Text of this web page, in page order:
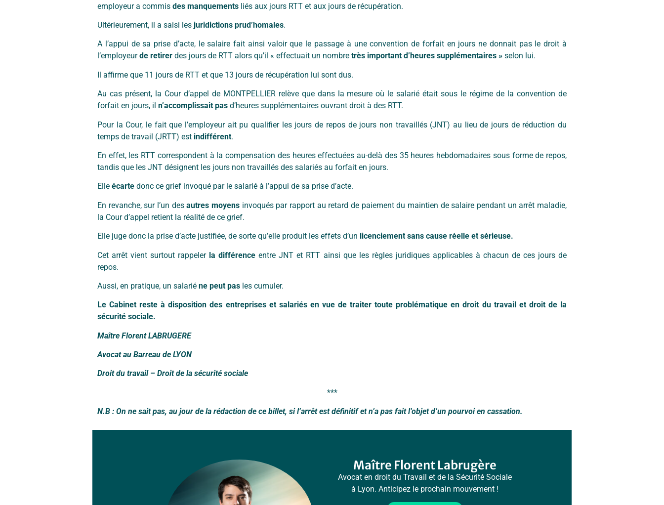
employeur a commis des manquements liés aux jours RTT et aux jours de récupération.
Ultérieurement, il a saisi les juridictions prud’homales.
A l’appui de sa prise d’acte, le salaire fait ainsi valoir que le passage à une convention de forfait en jours ne donnait pas le droit à
l’employeurde retirer des jours de RTT alors qu’il « effectuait un nombre très important d’heures supplémentaires » selon lui.
Il affirme que 11 jours de RTT et que 13 jours de récupération lui sont dus.
Au cas présent, la Cour d’appel de MONTPELLIER relève que dans la mesure où le salarié était sous le régime de la convention de
forfait en jours, il n’accomplissait pas d’heures supplémentaires ouvrant droit à des RTT.
Pour la Cour, le fait que l’employeur ait pu qualifier les jours de repos de jours non travaillés (JNT) au lieu de jours de réduction du
temps de travail (JRTT) est indifférent.
En effet, les RTT correspondent à la compensation des heures effectuées au-delà des 35 heures hebdomadaires sous forme de repos,
tandis que les JNT désignent les jours non travaillés des salariés au forfait en jours.
Elle écarte donc ce grief invoqué par le salarié à l’appui de sa prise d’acte.
En revanche, sur l’un desautres moyens invoqués par rapport au retard de paiement du maintien de salaire pendant un arrêt maladie,
la Cour d’appel retient la réalité de ce grief.
Elle juge donc la prise d’acte justifiée, de sorte qu’elle produit les effets d’un licenciement sans cause réelle et sérieuse.
Cet arrêt vient surtout rappeler la différence entre JNT et RTT ainsi que les règles juridiques applicables à chacun de ces jours de
repos.
Aussi, en pratique, un salarié ne peut pas les cumuler.
Le Cabinet reste à disposition des entreprises et salariés en vue de traiter toute problématique en droit du travail et droit de la
sécurité sociale.
Maître Florent LABRUGERE
Avocat au Barreau de LYON
Droit du travail – Droit de la sécurité sociale
***
N.B : On ne sait pas, au jour de la rédaction de ce billet, si l’arrêt est définitif et n’a pas fait l’objet d’un pourvoi en cassation.
Maître Florent Labrugère
Avocat en droit du Travail et de la Sécurité Sociale
à Lyon. Anticipez le prochain mouvement !